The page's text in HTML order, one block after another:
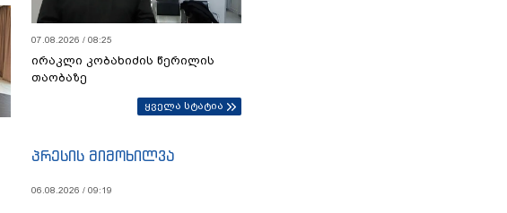
07.08.2026 / 08:25
ირაკლი კობახიძის წერილის
თაობაზე
ყველა სტატია
პრესის მიმოხილვა
06.08.2026 / 09:19